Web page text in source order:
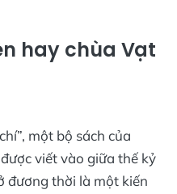
hay chùa Vạt
một bộ sách của
viết vào giữa thế kỷ
đương thời là một kiến